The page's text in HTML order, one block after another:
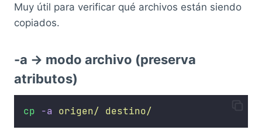
Muy útil para verificar qué archivos están siendo
copiados.
-a → modo archivo (preserva
atributos)
cp -a origen/ destino/